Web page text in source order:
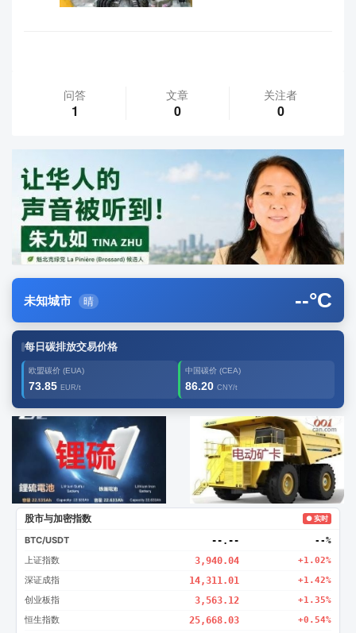
问答
1
文章
0
关注者
0
未知城市 晴 --°C
每日碳排放交易价格
欧盟碳价 (EUA)
73.85 EUR/t
中国碳价 (CEA)
86.20 CNY/t
广告2 创新
股市与加密指数 ● 实时
BTC/USDT --.-- --%
上证指数 3,940.04 +1.02%
深证成指 14,311.01 +1.42%
创业板指 3,563.12 +1.35%
恒生指数 25,668.03 +0.54%